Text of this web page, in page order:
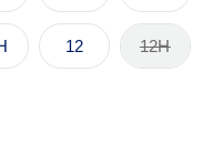
12 12H